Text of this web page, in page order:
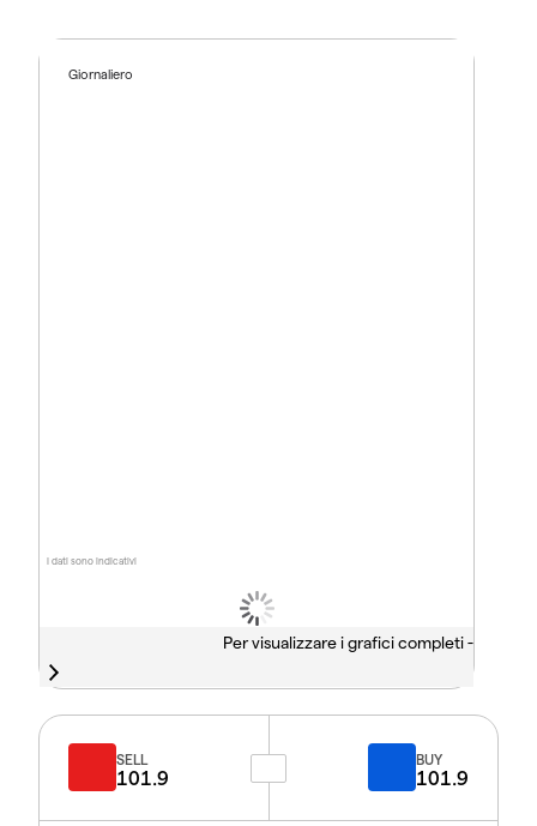
I dati sono indicativi
Giornaliero
Per visualizzare i grafici completi -
SELL
101.9
BUY
101.9